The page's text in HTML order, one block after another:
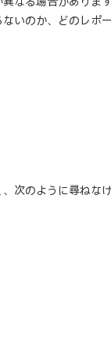
いのか、どのレポ
次のように尋ねな